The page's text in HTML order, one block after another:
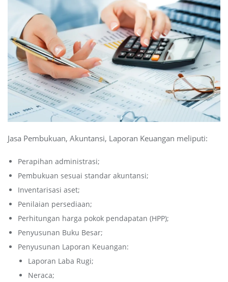
Jasa Pembukuan, Akuntansi, Laporan Keuangan meliputi:
Perapihan administrasi;
Pembukuan sesuai standar akuntansi;
Inventarisasi aset;
Penilaian persediaan;
Perhitungan harga pokok pendapatan (HPP);
Penyusunan Buku Besar;
Penyusunan Laporan Keuangan:
Laporan Laba Rugi;
Neraca;